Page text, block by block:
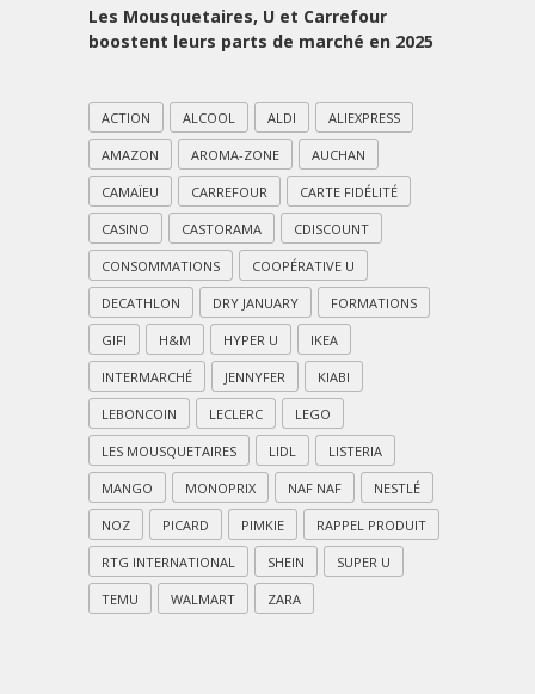
Les Mousquetaires, U et Carrefour
boostent leurs parts de marché en 2025
ACTION ALCOOL ALDI ALIEXPRESS
AMAZON AROMA-ZONE AUCHAN
CAMAÏEU CARREFOUR CARTE FIDÉLITÉ
CASINO CASTORAMA CDISCOUNT
CONSOMMATIONS COOPÉRATIVE U
DECATHLON DRY JANUARY FORMATIONS
GIFI H&M HYPER U IKEA
INTERMARCHÉ JENNYFER KIABI
LEBONCOIN LECLERC LEGO
LES MOUSQUETAIRES LIDL LISTERIA
MANGO MONOPRIX NAF NAF NESTLÉ
NOZ PICARD PIMKIE RAPPEL PRODUIT
RTG INTERNATIONAL SHEIN SUPER U
TEMU WALMART ZARA